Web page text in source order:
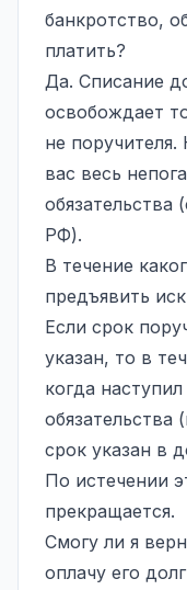
банкротство,
платить?
Да. Списание
освобождает
не
вас весь
РФ).
В течение
предъявить
Если срок
указан, то в
когда
обязательства
срок указан в
По истечении
прекращается.
Смогу ли я
оплачу его